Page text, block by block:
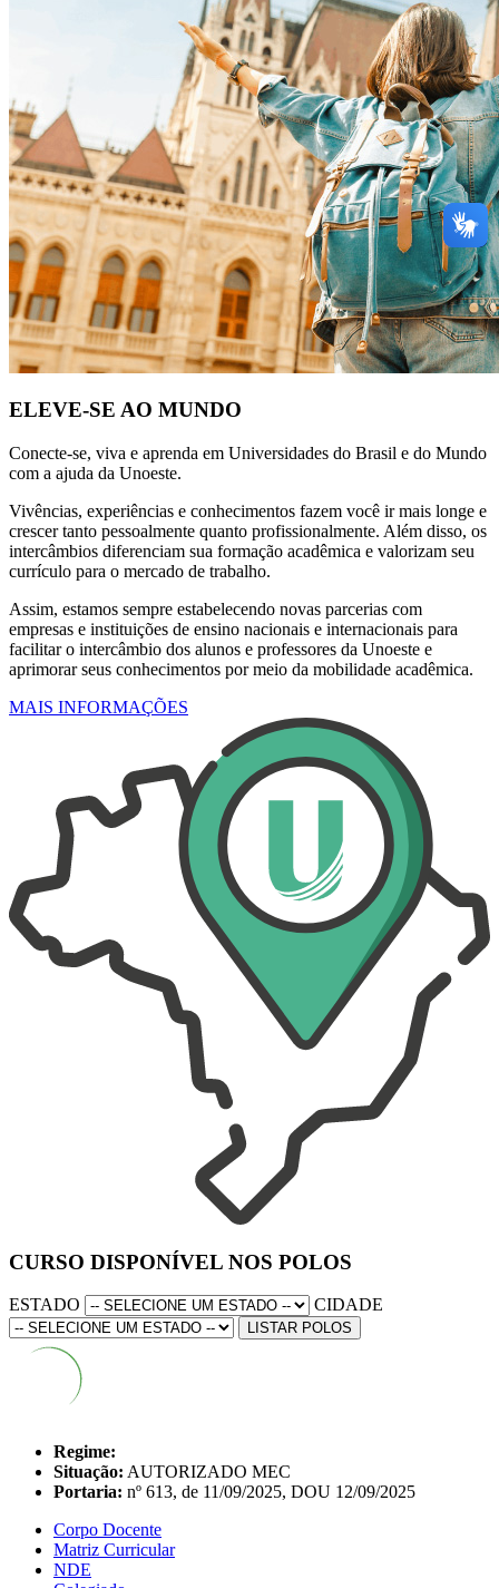
ELEVE-SE AO MUNDO
Conecte-se, viva e aprenda em Universidades do Brasil e do Mundo
com a ajuda da Unoeste.
Vivências, experiências e conhecimentos fazem você ir mais longe e
crescer tanto pessoalmente quanto profissionalmente. Além disso, os
intercâmbios diferenciam sua formação acadêmica e valorizam seu
currículo para o mercado de trabalho.
Assim, estamos sempre estabelecendo novas parcerias com
empresas e instituições de ensino nacionais e internacionais para
facilitar o intercâmbio dos alunos e professores da Unoeste e
aprimorar seus conhecimentos por meio da mobilidade acadêmica.
MAIS INFORMAÇÕES
CURSO DISPONÍVEL NOS POLOS
ESTADO CIDADE
LISTAR POLOS
Regime:
Situação: AUTORIZADO MEC
Portaria: nº 613, de 11/09/2025, DOU 12/09/2025
Corpo Docente
Matriz Curricular
NDE